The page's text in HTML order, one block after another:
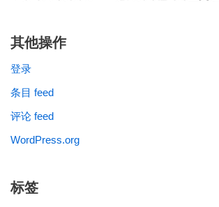
其他操作
登录
条目 feed
评论 feed
WordPress.org
标签